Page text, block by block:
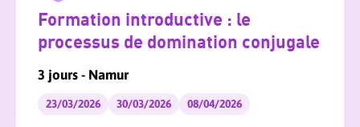
Formation introductive : le
processus de domination conjugale
3 jours - Namur
23/03/2026 30/03/2026 08/04/2026